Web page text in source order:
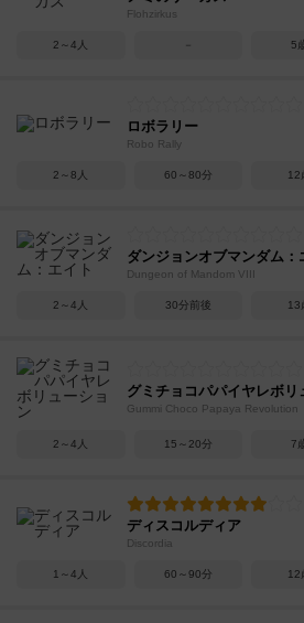
Flohzirkus
2～4人 － 5
ロボラリー
Robo Rally
2～8人 60～80分 12
ダンジョンオブマンダム：
Dungeon of Mandom VIII
2～4人 30分前後 13
グミチョコパパイヤレボリ
Gummi Choco Papaya Revolution
2～4人 15～20分 7
ディスコルディア
Discordia
1～4人 60～90分 12